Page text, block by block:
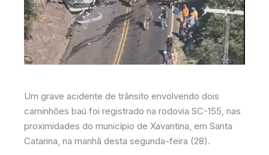
Um grave acidente de trânsito envolvendo dois
caminhões baú foi registrado na rodovia SC-155, nas
proximidades do município de Xavantina, em Santa
Catarina, na manhã desta segunda-feira (28).